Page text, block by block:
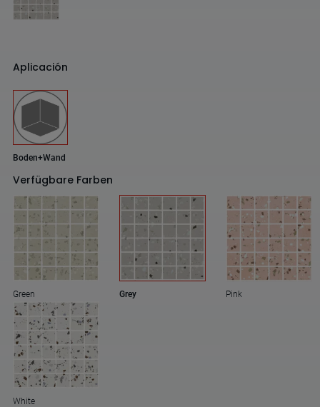
Aplicación
Boden+Wand
Verfügbare Farben
Green Grey Pink
White